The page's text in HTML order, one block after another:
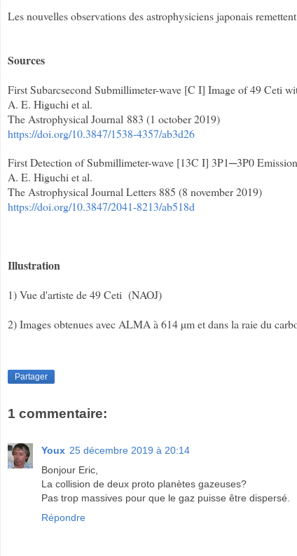
Les nouvelles observations des astrophysiciens japonais
Sources
First Subarcsecond Submillimeter-wave [C I] Image of 49 Ceti
A. E. Higuchi et al.
The Astrophysical Journal 883 (1 october 2019)
https://doi.org/10.3847/1538-4357/ab3d26
First Detection of Submillimeter-wave [13C I] 3P1─3P0
A. E. Higuchi et al.
The Astrophysical Journal Letters 885 (8 november 2019)
https://doi.org/10.3847/2041-8213/ab518d
Illustration
1) Vue d'artiste de 49 Ceti (NAOJ)
2) Images obtenues avec ALMA à 614 µm et dans la raie du
Partager
1 commentaire:
Youx 25 décembre 2019 à 20:14
Bonjour Eric,
La collision de deux proto planètes gazeuses?
Pas trop massives pour que le gaz puisse être dispersé.
Répondre